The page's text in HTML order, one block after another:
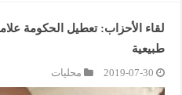
لقاء الأحزاب: تعطيل الحكومة
طبيعية
2019-07-30 محليات